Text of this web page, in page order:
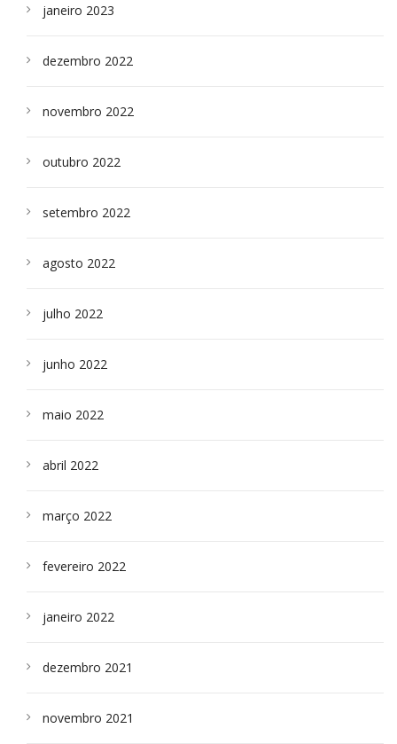
janeiro 2023
dezembro 2022
novembro 2022
outubro 2022
setembro 2022
agosto 2022
julho 2022
junho 2022
maio 2022
abril 2022
março 2022
fevereiro 2022
janeiro 2022
dezembro 2021
novembro 2021